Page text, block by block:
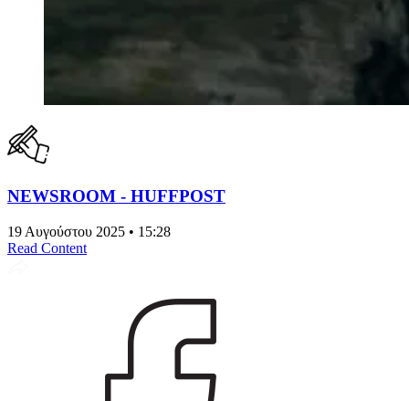
NEWSROOM - HUFFPOST
19 Αυγούστου 2025 • 15:28
Read Content